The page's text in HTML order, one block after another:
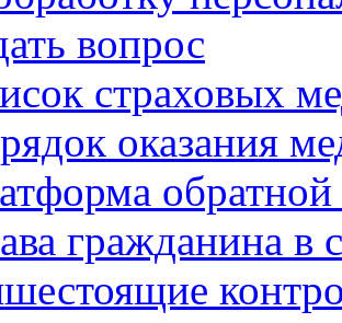
вопрос
страховых
оказания
обратной
гражданина в